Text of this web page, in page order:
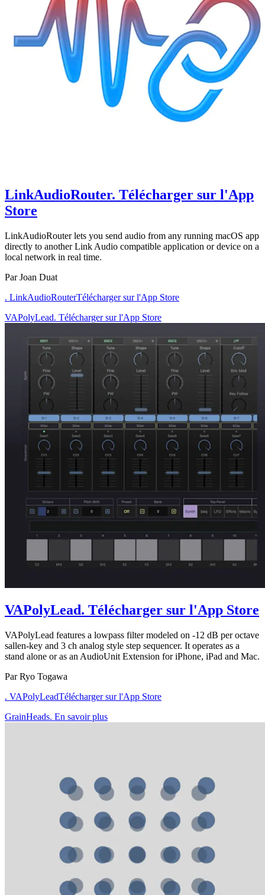
LinkAudioRouter. Télécharger sur l'App
Store
LinkAudioRouter lets you send audio from any running macOS app
directly to another Link Audio compatible application or device on a
local network in real time.
Par Joan Duat
. LinkAudioRouterTélécharger sur l'App Store
VAPolyLead. Télécharger sur l'App Store
VAPolyLead. Télécharger sur l'App Store
VAPolyLead features a lowpass filter modeled on -12 dB per octave
sallen-key and 3 ch analog style step sequencer. It operates as a
stand alone or as an AudioUnit Extension for iPhone, iPad and Mac.
Par Ryo Togawa
. VAPolyLeadTélécharger sur l'App Store
GrainHeads. En savoir plus